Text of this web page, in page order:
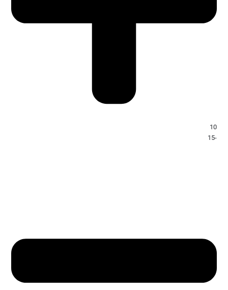
10
-15